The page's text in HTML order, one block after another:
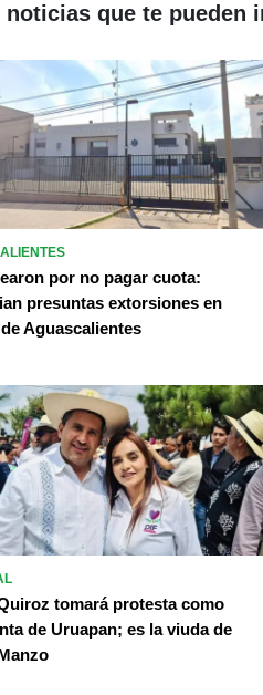
noticias que te pueden
por no pagar cuota:
presuntas extorsiones en
Aguascalientes
tomará protesta como
de Uruapan; es la viuda de